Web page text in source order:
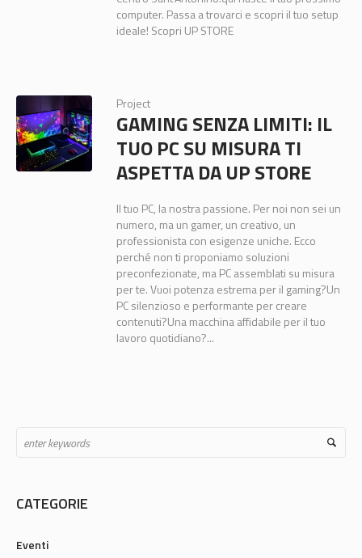
computer. Passa a trovarci e scopri il tuo setup
ideale! Scopri UP STORE
Project
GAMING SENZA LIMITI: IL
TUO PC SU MISURA TI
ASPETTA DA UP STORE
Il tuo PC, la nostra passione. Per noi non sei un
numero, ma un gamer, un creativo, un
professionista con esigenze uniche. Ecco
perché non ti proponiamo soluzioni
preconfezionate, ma PC assemblati su misura
per te. Vuoi potenza estrema per il gaming?Un
PC silenzioso e performante per creare
contenuti?Una macchina affidabile per il tuo
lavoro quotidiano?...
CATEGORIE
Eventi